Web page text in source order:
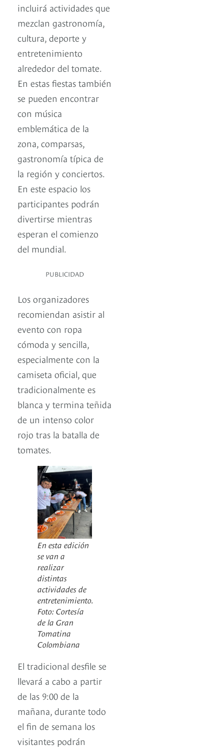
incluirá actividades que
mezclan gastronomía,
cultura, deporte y
entretenimiento
alrededor del tomate.
En estas fiestas también
se pueden encontrar
con música
emblemática de la
zona, comparsas,
gastronomía típica de
la región y conciertos.
En este espacio los
participantes podrán
divertirse mientras
esperan el comienzo
del mundial.
PUBLICIDAD
Los organizadores
recomiendan asistir al
evento con ropa
cómoda y sencilla,
especialmente con la
camiseta oficial, que
tradicionalmente es
blanca y termina teñida
de un intenso color
rojo tras la batalla de
tomates.
En esta edición
se van a
realizar
distintas
actividades de
entretenimiento.
Foto: Cortesía
de la Gran
Tomatina
Colombiana
El tradicional desfile se
llevará a cabo a partir
de las 9:00 de la
mañana, durante todo
el fin de semana los
visitantes podrán